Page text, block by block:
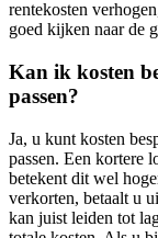
rentekosten
goed kijken naar de
Kan ik kosten
passen?
Ja, u kunt kosten
passen. Een kortere
betekent dit wel
verkorten, betaalt u
kan juist leiden tot